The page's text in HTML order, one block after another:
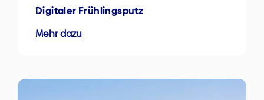
Digitaler Frühlingsputz
Mehr dazu